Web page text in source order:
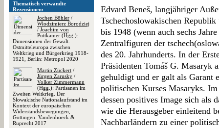
Thematisch verwandte
Rezensionen:
Jochen Böhler /
Włodzimierz Borodziej
/ Joachim von
Puttkamer (Hgg.):
Dimensionen der Gewalt.
Ostmitteleuropa zwischen
Weltkrieg und Bürgerkrieg 1918-
1921, Berlin: Metropol 2020
Martin Zückert /
Jürgen Zarusky /
Volker Zimmermann
(Hgg.): Partisanen im
Zweiten Weltkrieg. Der
Slowakische Nationalaufstand im
Kontext der europäischen
Widerstandsbewegungen,
Göttingen: Vandenhoeck &
Ruprecht 2017
Edvard Beneš, langjähriger
Tschechoslowakischen
bis 1948 (wenn auch sechs
Zentralfiguren der
des 20. Jahrhunderts. In der
Präsidenten Tomáš G. Masaryk
gehuldigt und er galt als Garant
politischen Kurses Masaryks.
dessen positives Image sich als
wie die Herausgeber einleitend
Nachbarländern zu einer